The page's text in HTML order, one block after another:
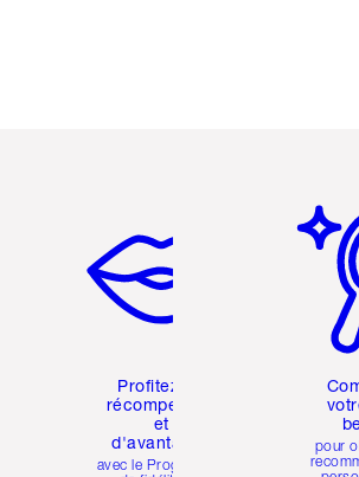
Profitez de
récompenses
et
d'avantages
avec le Programme
pour